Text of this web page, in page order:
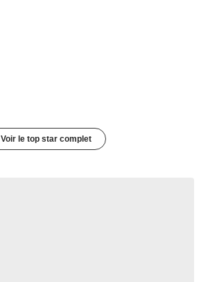
Voir le top star complet